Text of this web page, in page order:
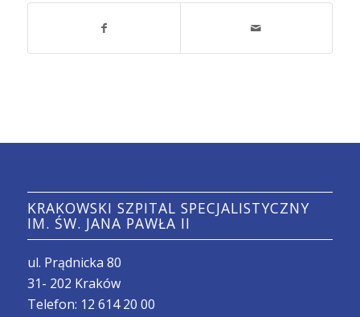
KRAKOWSKI SZPITAL SPECJALISTYCZNY
IM. ŚW. JANA PAWŁA II
ul. Prądnicka 80
31- 202 Kraków
Telefon: 12 614 20 00